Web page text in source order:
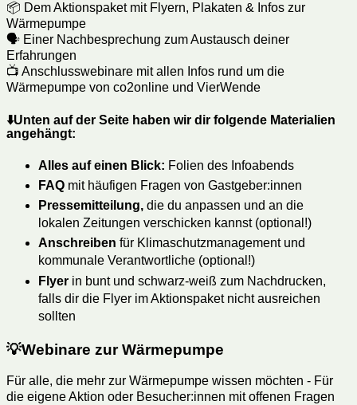
📦 Dem Aktionspaket mit Flyern, Plakaten & Infos zur
Wärmepumpe
🗣️ Einer Nachbesprechung zum Austausch deiner
Erfahrungen
📺 Anschlusswebinare mit allen Infos rund um die
Wärmepumpe von co2online und VierWende
⬇️Unten auf der Seite haben wir dir folgende Materialien
angehängt:
Alles auf einen Blick: Folien des Infoabends
FAQ mit häufigen Fragen von Gastgeber:innen
Pressemitteilung, die du anpassen und an die
lokalen Zeitungen verschicken kannst (optional!)
Anschreiben für Klimaschutzmanagement und
kommunale Verantwortliche (optional!)
Flyer in bunt und schwarz-weiß zum Nachdrucken,
falls dir die Flyer im Aktionspaket nicht ausreichen
sollten
💡Webinare zur Wärmepumpe
Für alle, die mehr zur Wärmepumpe wissen möchten - Für
die eigene Aktion oder Besucher:innen mit offenen Fragen